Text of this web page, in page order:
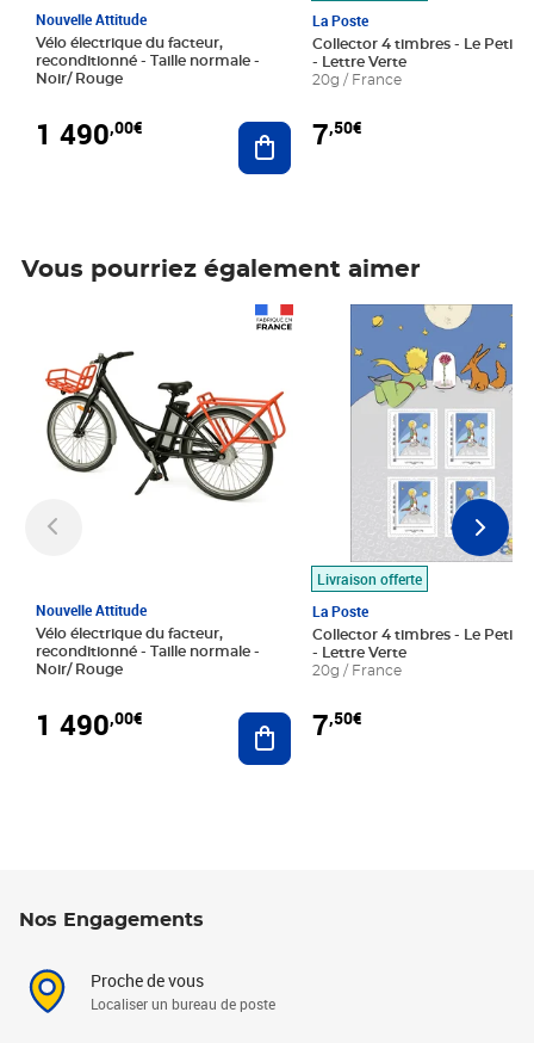
Nouvelle Attitude
Vélo électrique du facteur,
reconditionné - Taille normale -
Noir/ Rouge
1 490,00€ Ajouter au panier
La Poste
Collector 4 timbres - Le Petit
- Lettre Verte
20g / France
7,50€
Vous pourriez également aimer
Nouvelle Attitude
Vélo électrique du facteur,
reconditionné - Taille normale -
Noir/ Rouge
1 490,00€ Ajouter au panier
Livraison offerte
La Poste
Collector 4 timbres - Le Petit
- Lettre Verte
20g / France
7,50€
Prix 7,50€
Nos Engagements
Proche de vous
Localiser un bureau de poste